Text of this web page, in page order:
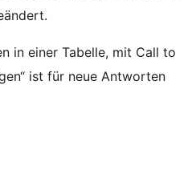
in einer Tabelle, mit Call to
ist für neue Antworten